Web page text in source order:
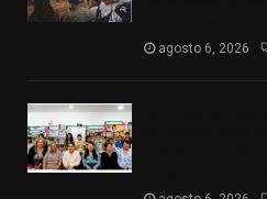
agosto 6, 2026